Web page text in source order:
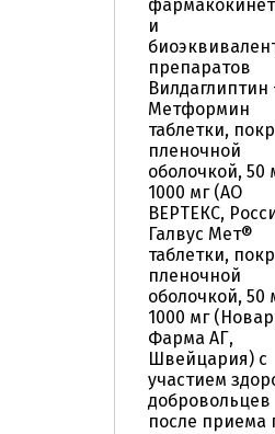
и
препаратов
Вилдаглиптин
Метформин
таблетки,
пленочной
оболочкой, 50
1000 мг (АО
ВЕРТЕКС,
Галвус Мет®
таблетки,
пленочной
оболочкой, 50
1000 мг
Фарма АГ,
Швейцария) с
участием
добровольцев
после приема